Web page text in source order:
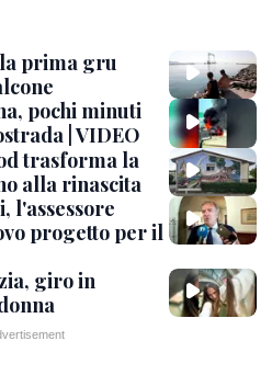
prima gru
pochi minuti
| VIDEO
trasforma la
alla rinascita
l'assessore
progetto per il
giro in